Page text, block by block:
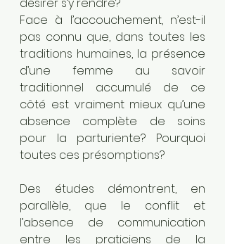
Face à l’accouchement, n’est-il
pas connu que, dans toutes les
traditions humaines, la présence
d’une femme au savoir
traditionnel accumulé de ce
côté est vraiment mieux qu’une
absence complète de soins
pour la parturiente? Pourquoi
toutes ces présomptions?
Des études démontrent, en
parallèle, que le conflit et
l’absence de communication
entre les praticiens de la